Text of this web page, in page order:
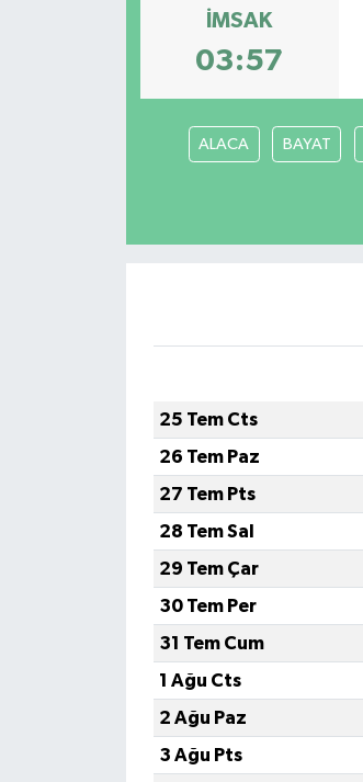
İMSAK
03:57
ALACA BAYAT
25 Tem Cts
26 Tem Paz
27 Tem Pts
28 Tem Sal
29 Tem Çar
30 Tem Per
31 Tem Cum
1 Ağu Cts
2 Ağu Paz
3 Ağu Pts